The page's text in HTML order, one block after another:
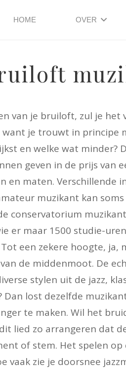
HOME OVER
van je bruiloft, zul je
je trouwt in principe
en welke wat minder?
geven in de prijs van
en maten.
muzikant kan
conservatorium
er maar 1500 studie-
een zekere hoogte,
de middenmoot. De
stylen uit de jazz,
lost dezelfde
te maken. Wil het
lied zo arrangeren dat
of stem. Het spelen
vaak zie je doorsnee